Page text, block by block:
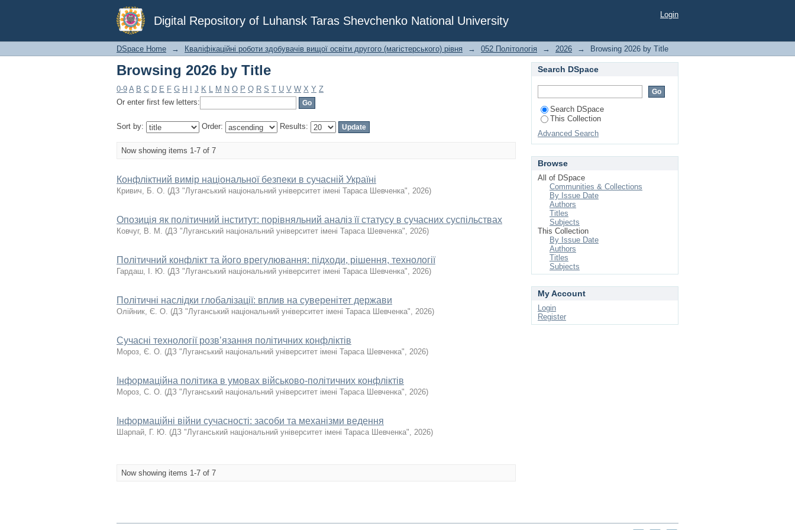
Digital Repository of Luhansk Taras Shevchenko National University
Browsing 2026 by Title Login
DSpace Home → Кваліфікаційні роботи здобувачів вищої освіти другого (магістерського) рівня → 052 Політологія → 2026 → Browsing 2026 by Title
Browsing 2026 by Title
0-9 A B C D E F G H J K L M N O P Q R S T U V W X Y Z
Or enter first few letters:
Sort by: Order: Results:
Now showing items 1-7 of 7
Конфліктний вимір національної безпеки в сучасній Україні
Кривич, Б. О. (ДЗ "Луганський національний університет імені Тараса Шевченка", 2026)
Опозиція як політичний інститут: порівняльний аналіз її статусу в сучасних суспільствах
Ковчуг, В. М. (ДЗ "Луганський національний університет імені Тараса Шевченка", 2026)
Політичний конфлікт та його врегулювання: підходи, рішення, технології
Гардаш, І. Ю. (ДЗ "Луганський національний університет імені Тараса Шевченка", 2026)
Політичні наслідки глобалізації: вплив на суверенітет держави
Олійник, Є. О. (ДЗ "Луганський національний університет імені Тараса Шевченка", 2026)
Сучасні технології розвʼязання політичних конфліктів
Мороз, Є. О. (ДЗ "Луганський національний університет імені Тараса Шевченка", 2026)
Інформаційна політика в умовах військово-політичних конфліктів
Мороз, С. О. (ДЗ "Луганський національний університет імені Тараса Шевченка", 2026)
Інформаційні війни сучасності: засоби та механізми ведення
Шарпай, Г. Ю. (ДЗ "Луганський національний університет імені Тараса Шевченка", 2026)
Now showing items 1-7 of 7
Search DSpace
Search DSpace
This Collection
Advanced Search
Browse
All of DSpace
Communities & Collections
By Issue Date
Authors
Titles
Subjects
This Collection
By Issue Date
Authors
Titles
Subjects
My Account
Login
Register